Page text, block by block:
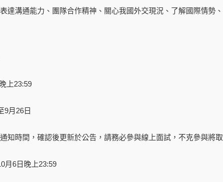
達溝通能力、團隊合作精神、關心我國外交現況、了解國際情勢
上23:59
9月26日
知時間，確認後更新於公告，請務必參與線上面試，不克參與將
月6日晚上23:59